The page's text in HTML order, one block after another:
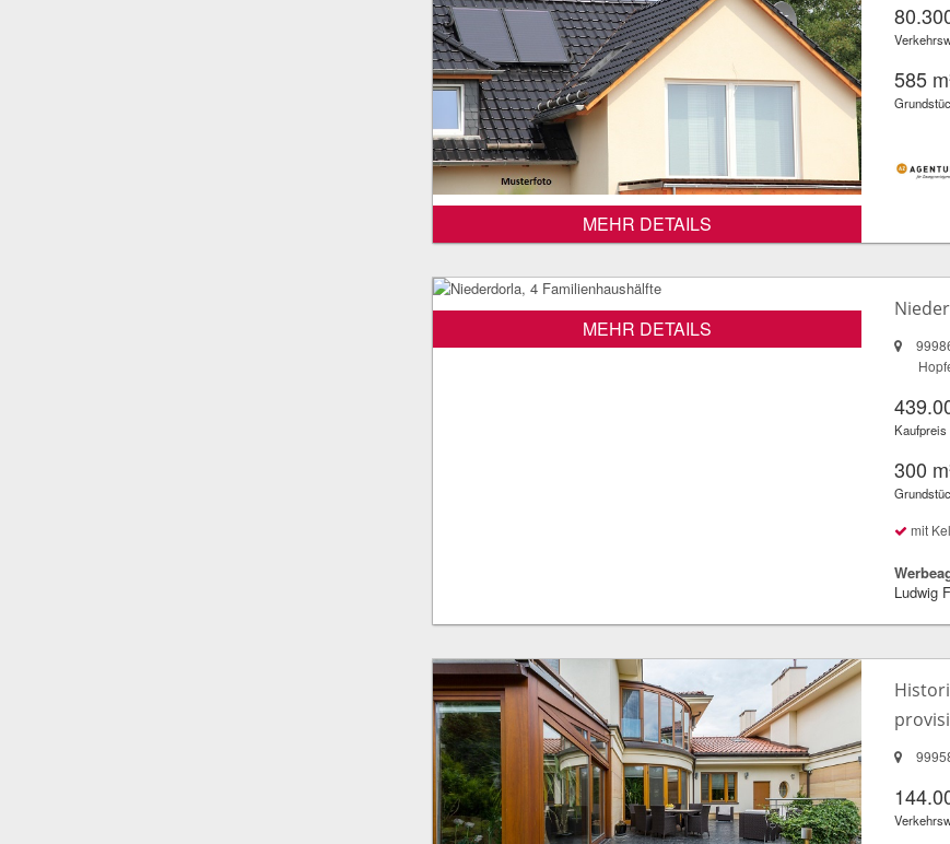
MEHR DETAILS
585
MEHR DETAILS
Kaufpreis
300
mit
Ludwig